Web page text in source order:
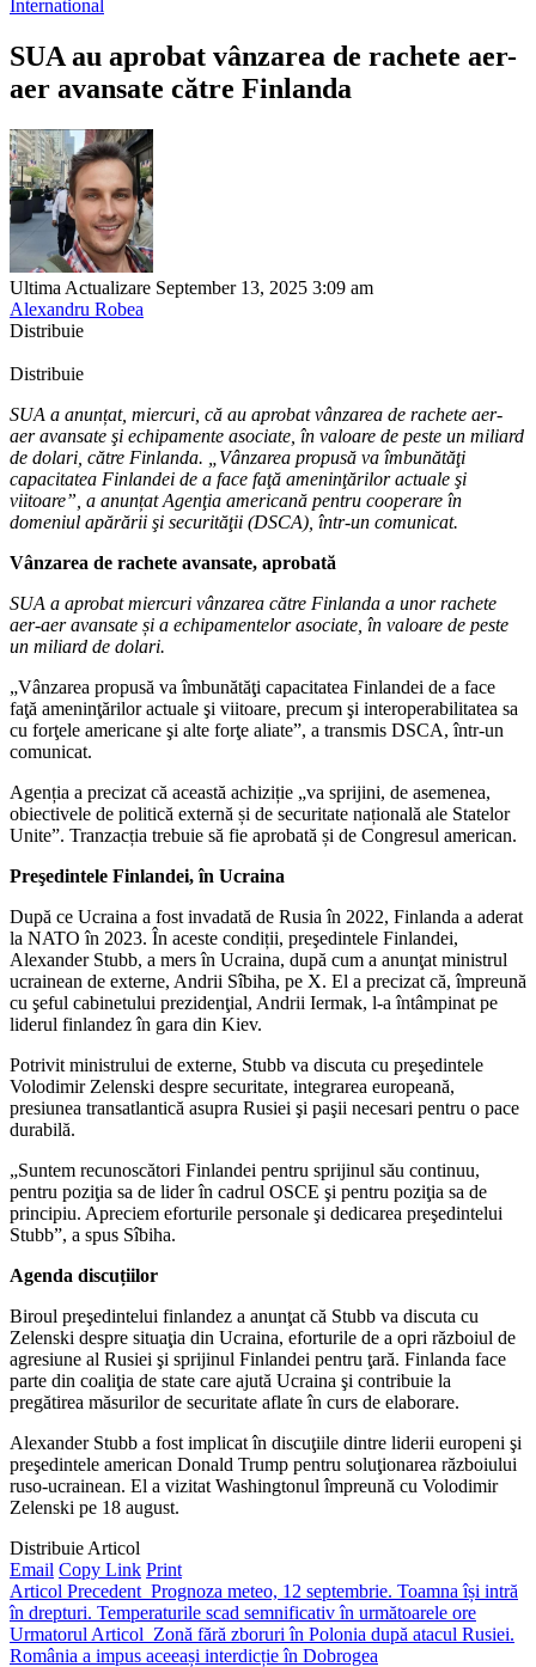
International
SUA au aprobat vânzarea de rachete aer-
aer avansate către Finlanda
Ultima Actualizare September 13, 2025 3:09 am
Alexandru Robea
Distribuie
Distribuie
SUA a anunțat, miercuri, că au aprobat vânzarea de rachete aer-
aer avansate şi echipamente asociate, în valoare de peste un miliard
de dolari, către Finlanda. „Vânzarea propusă va îmbunătăţi
capacitatea Finlandei de a face faţă ameninţărilor actuale şi
viitoare”, a anunțat Agenţia americană pentru cooperare în
domeniul apărării şi securităţii (DSCA), într-un comunicat.
Vânzarea de rachete avansate, aprobată
SUA a aprobat miercuri vânzarea către Finlanda a unor rachete
aer-aer avansate și a echipamentelor asociate, în valoare de peste
un miliard de dolari.
„Vânzarea propusă va îmbunătăţi capacitatea Finlandei de a face
faţă ameninţărilor actuale şi viitoare, precum şi interoperabilitatea sa
cu forţele americane şi alte forţe aliate”, a transmis DSCA, într-un
comunicat.
Agenția a precizat că această achiziție „va sprijini, de asemenea,
obiectivele de politică externă și de securitate națională ale Statelor
Unite”. Tranzacția trebuie să fie aprobată și de Congresul american.
Preşedintele Finlandei, în Ucraina
După ce Ucraina a fost invadată de Rusia în 2022, Finlanda a aderat
la NATO în 2023. În aceste condiții, preşedintele Finlandei,
Alexander Stubb, a mers în Ucraina, după cum a anunţat ministrul
ucrainean de externe, Andrii Sîbiha, pe X. El a precizat că, împreună
cu şeful cabinetului prezidenţial, Andrii Iermak, l-a întâmpinat pe
liderul finlandez în gara din Kiev.
Potrivit ministrului de externe, Stubb va discuta cu preşedintele
Volodimir Zelenski despre securitate, integrarea europeană,
presiunea transatlantică asupra Rusiei şi paşii necesari pentru o pace
durabilă.
„Suntem recunoscători Finlandei pentru sprijinul său continuu,
pentru poziţia sa de lider în cadrul OSCE şi pentru poziţia sa de
principiu. Apreciem eforturile personale şi dedicarea preşedintelui
Stubb”, a spus Sîbiha.
Agenda discuțiilor
Biroul preşedintelui finlandez a anunţat că Stubb va discuta cu
Zelenski despre situaţia din Ucraina, eforturile de a opri războiul de
agresiune al Rusiei şi sprijinul Finlandei pentru ţară. Finlanda face
parte din coaliţia de state care ajută Ucraina şi contribuie la
pregătirea măsurilor de securitate aflate în curs de elaborare.
Alexander Stubb a fost implicat în discuţiile dintre liderii europeni şi
preşedintele american Donald Trump pentru soluţionarea războiului
ruso-ucrainean. El a vizitat Washingtonul împreună cu Volodimir
Zelenski pe 18 august.
Distribuie Articol
Email Copy Link Print
Articol Precedent Prognoza meteo, 12 septembrie. Toamna își intră
în drepturi. Temperaturile scad semnificativ în următoarele ore
Urmatorul Articol Zonă fără zboruri în Polonia după atacul Rusiei.
România a impus aceeași interdicție în Dobrogea